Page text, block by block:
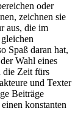
oder
zeichnen sie
aus, die im
Spaß daran hat,
Wahl eines
die Zeit fürs
und Texter
Beiträge
konstanten